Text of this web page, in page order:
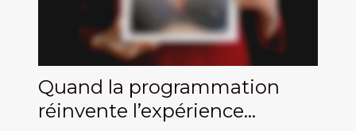
Quand la programmation
réinvente l’expérience